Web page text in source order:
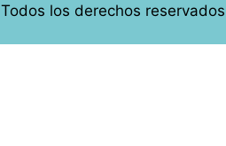
Todos los derechos